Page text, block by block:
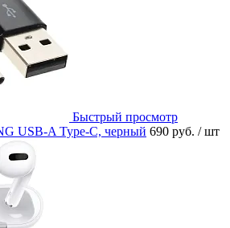
Быстрый просмотр
USB-A Type-C, черный 690 руб. / шт